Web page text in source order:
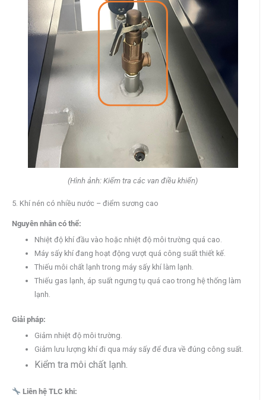
(Hình ảnh: Kiểm tra các van điều khiển)
5. Khí nén có nhiều nước – điểm sương cao
Nguyên nhân có thể:
Nhiệt độ khí đầu vào hoặc nhiệt độ môi trường quá cao.
Máy sấy khí đang hoạt động vượt quá công suất thiết kế.
Thiếu môi chất lạnh trong máy sấy khí làm lạnh.
Thiếu gas lạnh, áp suất ngưng tụ quá cao trong hệ thống làm
lạnh.
Giải pháp:
Giảm nhiệt độ môi trường.
Giảm lưu lượng khí đi qua máy sấy để đưa về đúng công suất.
Kiểm tra môi chất lạnh.
Liên hệ TLC khi: